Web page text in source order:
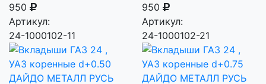
950
Артикул:
24-1000102-11
950
Артикул:
24-1000102-21